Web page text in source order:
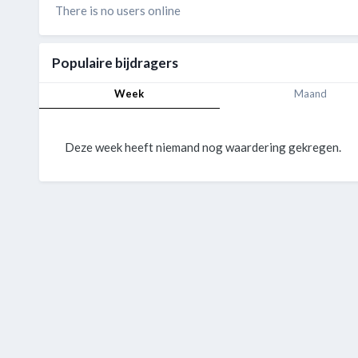
There is no users online
Populaire bijdragers
Week Maand
Deze week heeft niemand nog waardering gekregen.